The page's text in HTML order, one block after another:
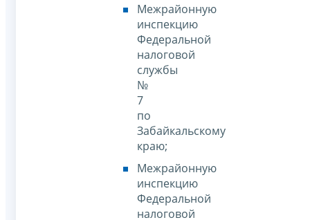
Межрайонную
инспекцию
Федеральной
налоговой
службы
№
7
по
Забайкальскому
краю;
Межрайонную
инспекцию
Федеральной
налоговой